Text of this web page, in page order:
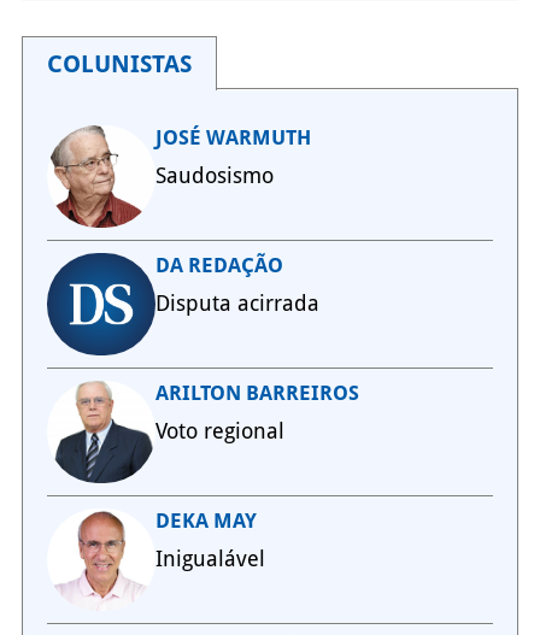
COLUNISTAS
JOSÉ WARMUTH
Saudosismo
DA REDAÇÃO
Disputa acirrada
ARILTON BARREIROS
Voto regional
DEKA MAY
Inigualável